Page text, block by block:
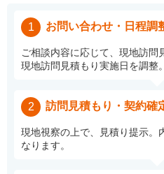
1 お問い合わせ・日程調
ご相談内容に応じて、現地訪問
現地訪問見積もり実施日を調整。
2 訪問見積もり・契約確
現地視察の上で、見積り提示。
なります。